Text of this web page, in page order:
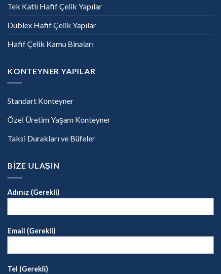
Tek Katlı Hafif Çelik Yapılar
Dublex Hafif Çelik Yapılar
Hafif Çelik Kamu Binaları
KONTEYNER YAPILAR
Standart Konteyner
Özel Üretim Yaşam Konteyner
Taksi Durakları ve Büfeler
BİZE ULAŞIN
Adınız (Gerekli)
Email (Gerekli)
Tel (Gerekli)